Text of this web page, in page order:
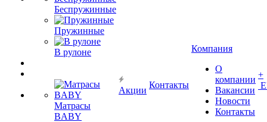
Беспружинные
Пружинные
В рулоне
Матрасы
BABY
Акции
Контакты
Компания
О
компании
Вакансии
Новости
Контакты
+